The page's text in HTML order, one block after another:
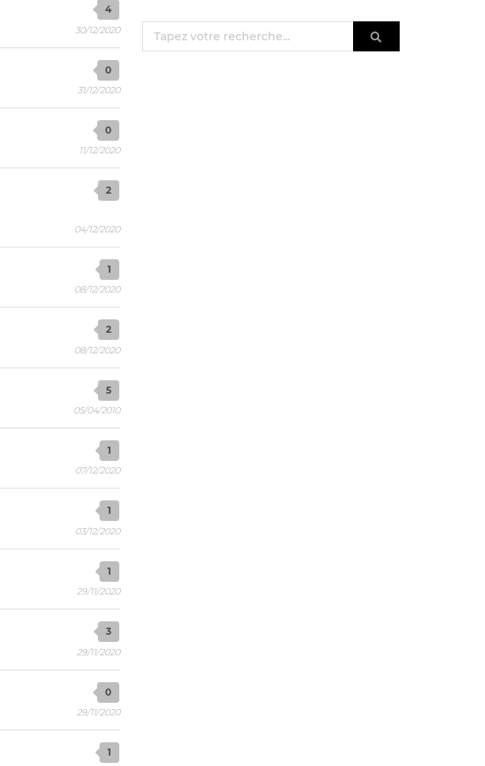
4
30/12/2020
0
31/12/2020
0
11/12/2020
2
04/12/2020
1
08/12/2020
2
08/12/2020
5
05/04/2010
1
07/12/2020
1
03/12/2020
1
29/11/2020
3
29/11/2020
0
29/11/2020
1